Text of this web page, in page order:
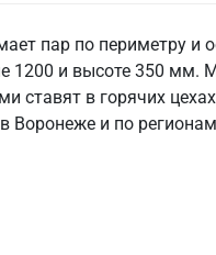
пар по периметру и
1200 и высоте 350 мм.
ставят в горячих
Воронеже и по